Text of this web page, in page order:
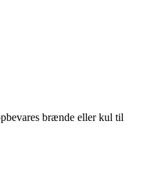
brænde eller kul til